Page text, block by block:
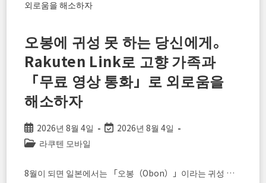
부
터
사
용
하
는
라
일
ESIM「단
귀
국
오봉에 귀성 못 하는 당신에게。
Rakuten Link로 고향 가족과
「무료 영상 통화」로 외로움을
해소하자
Post
published:
2026년 8월 4일
Post2026년 8월 4일
Post라쿠텐 모바일
8월이 되면 일본에서는 「오봉（Obon）」이라는 귀성 …